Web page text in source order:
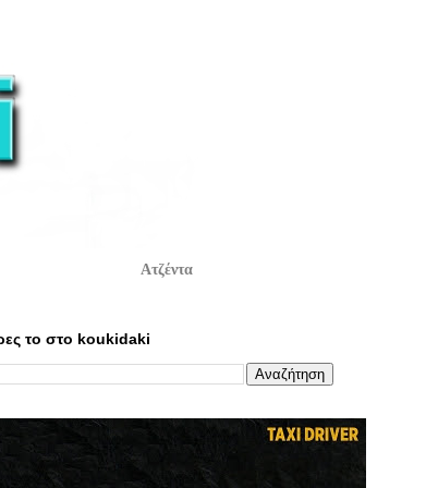
Ατζέντα
το στο koukidaki